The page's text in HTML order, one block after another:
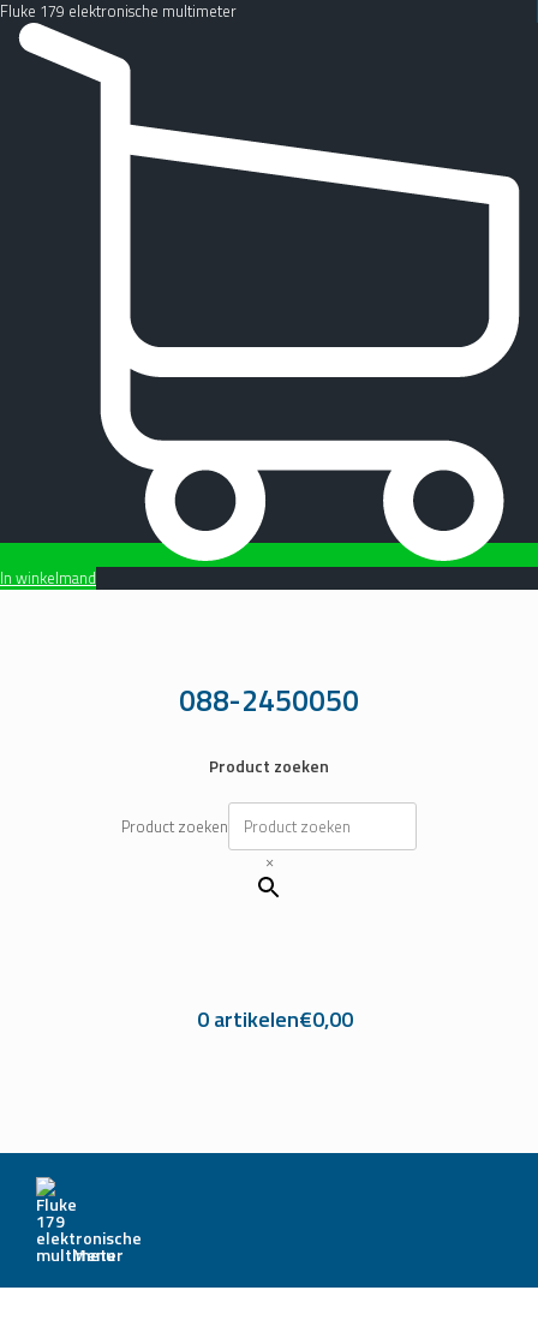
Fluke 179 elektronische multimeter
In winkelmand
088-2450050
Product zoeken
Product zoeken
×
0 artikelen€0,00
Menu